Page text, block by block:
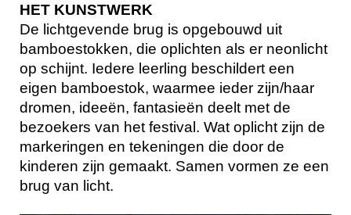
HET KUNSTWERK
De lichtgevende brug is opgebouwd uit
bamboestokken, die oplichten als er neonlicht
op schijnt. Iedere leerling beschildert een
eigen bamboestok, waarmee ieder zijn/haar
dromen, ideeën, fantasieën deelt met de
bezoekers van het festival. Wat oplicht zijn de
markeringen en tekeningen die door de
kinderen zijn gemaakt. Samen vormen ze een
brug van licht.